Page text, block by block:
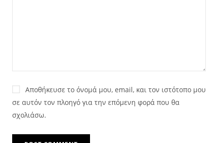
Αποθήκευσε το όνομά μου, email, και τον ιστότοπο μου
σε αυτόν τον πλοηγό για την επόμενη φορά που θα
σχολιάσω.